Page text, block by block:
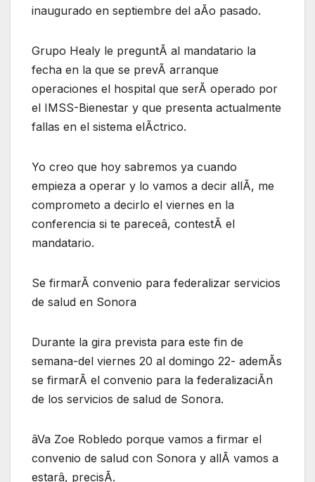
inaugurado en septiembre del aÃo pasado.
Grupo Healy le preguntÃ al mandatario la
fecha en la que se prevÃ arranque
operaciones el hospital que serÃ operado por
el IMSS-Bienestar y que presenta actualmente
fallas en el sistema elÃctrico.
Yo creo que hoy sabremos ya cuando
empieza a operar y lo vamos a decir allÃ, me
comprometo a decirlo el viernes en la
conferencia si te pareceâ, contestÃ el
mandatario.
Se firmarÃ convenio para federalizar servicios
de salud en Sonora
Durante la gira prevista para este fin de
semana-del viernes 20 al domingo 22- ademÃs
se firmarÃ el convenio para la federalizaciÃn
de los servicios de salud de Sonora.
âVa Zoe Robledo porque vamos a firmar el
convenio de salud con Sonora y allÃ vamos a
estarâ, precisÃ.